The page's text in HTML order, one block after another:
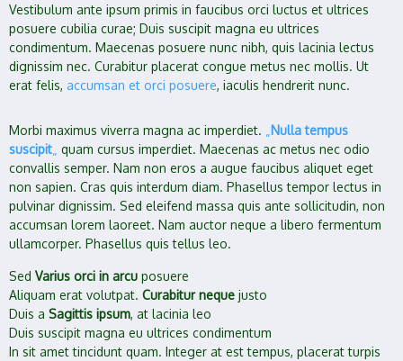
Vestibulum ante ipsum primis in faucibus orci luctus et ultrices
posuere cubilia curae; Duis suscipit magna eu ultrices
condimentum. Maecenas posuere nunc nibh, quis lacinia lectus
dignissim nec. Curabitur placerat congue metus nec mollis. Ut
erat felis, accumsan et orci posuere, iaculis hendrerit nunc.
Morbi maximus viverra magna ac imperdiet.
Nulla tempus
suscipit quam cursus imperdiet. Maecenas ac metus nec odio
convallis semper. Nam non eros a augue faucibus aliquet eget
non sapien. Cras quis interdum diam. Phasellus tempor lectus in
pulvinar dignissim. Sed eleifend massa quis ante sollicitudin, non
accumsan lorem laoreet. Nam auctor neque a libero fermentum
ullamcorper. Phasellus quis tellus leo.
Sed Varius orci in arcu posuere
Aliquam erat volutpat. Curabitur neque justo
Duis a Sagittis ipsum, at lacinia leo
Duis suscipit magna eu ultrices condimentum
In sit amet tincidunt quam. Integer at est tempus, placerat turpis